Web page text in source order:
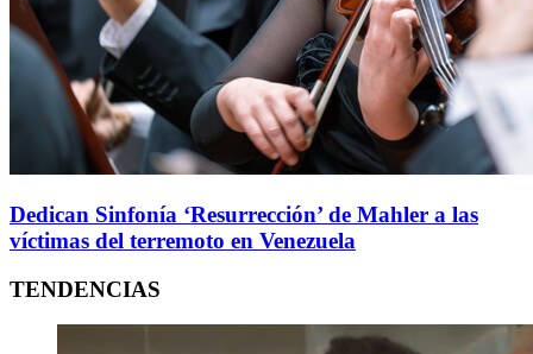
Dedican Sinfonía ‘Resurrección’ de Mahler a las
víctimas del terremoto en Venezuela
TENDENCIAS